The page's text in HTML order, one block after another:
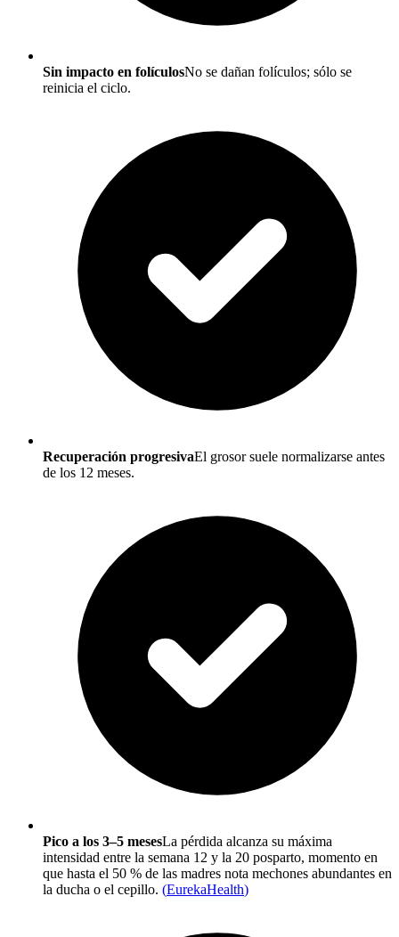
Sin impacto en folículosNo se dañan folículos; sólo se
reinicia el ciclo.
Recuperación progresivaEl grosor suele normalizarse antes
de los 12 meses.
Pico a los 3–5 mesesLa pérdida alcanza su máxima
intensidad entre la semana 12 y la 20 posparto, momento en
que hasta el 50 % de las madres nota mechones abundantes en
la ducha o el cepillo. (EurekaHealth)